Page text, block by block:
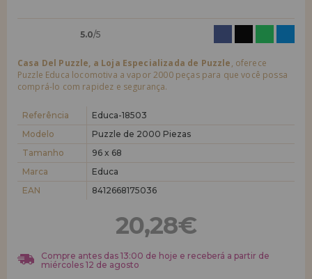
5.0/5
Casa Del Puzzle, a Loja Especializada de Puzzle, oferece
Puzzle Educa locomotiva a vapor 2000 peças para que você possa
comprá-lo com rapidez e segurança.
Referência
Educa-18503
Modelo
Puzzle de 2000 Piezas
Tamanho
96 x 68
Marca
Educa
EAN
8412668175036
20,28€
Compre antes das 13:00 de hoje e receberá a partir de
miércoles 12 de agosto